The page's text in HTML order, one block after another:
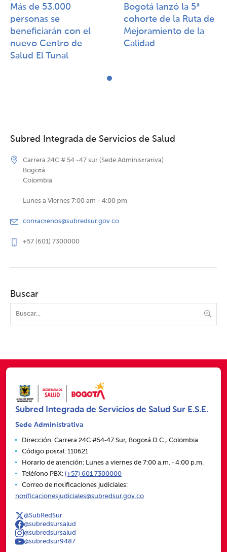
Más de 53.000
personas se
beneficiarán con el
nuevo Centro de
Salud El Tunal
Bogotá lanzó la 5ª
cohorte de la Ruta de
Mejoramiento de la
Calidad​​
Subred Integrada de Servicios de Salud
Carrera 24C # 54 -47 sur (Sede Administrativa)
Bogotá
Colombia
Lunes a Viernes 7:00 am - 4:00 pm
contactenos@subredsur.gov.co
+57 (601) 7300000
Buscar
Subred Integrada de Servicios de Salud Sur E.S.E.
Sede Administrativa
Dirección: Carrera 24C #54‑47 Sur, Bogotá D.C., Colombia
Código postal: 110621
Horario de atención: Lunes a viernes de 7:00 a.m. ‑ 4:00 p.m.
Teléfono PBX: (+57) 601 7300000
Correo de notificaciones judiciales:
notificacionesjudiciales@subredsur.gov.co
@SubRedSur
@subredsursalud
@subredsursalud
@subredsur9487